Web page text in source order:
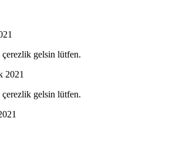
gelsin lütfen.
2021
gelsin lütfen.